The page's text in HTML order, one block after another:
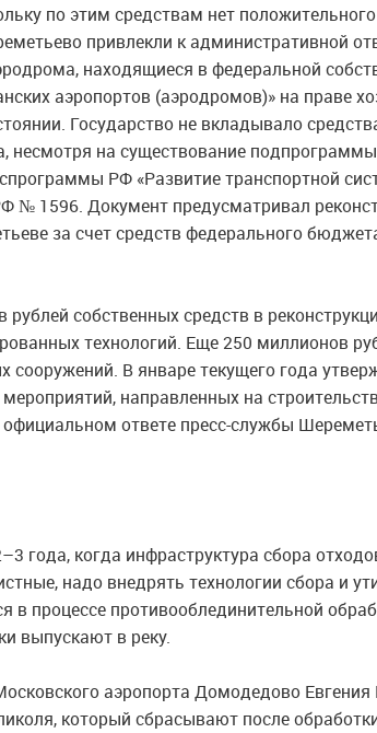
по этим средствам нет
привлекли к административной
находящиеся в федеральной
аэропортов (аэродромов)» на праве
Государство не вкладывало
на существование
РФ «Развитие транспортной
№ 1596. Документ предусматривал
за счет средств федерального
собственных средств в
технологий. Еще 250 миллионов
В январе текущего года
направленных на
ответе пресс-службы
года, когда инфраструктура сбора
надо внедрять технологии сбора и
в процессе противооблединительной
выпускают в реку.
аэропорта Домодедово Евгения
который сбрасывают после